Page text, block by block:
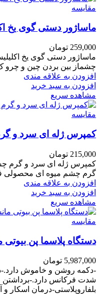
مقایسه
ماساژور دستی گوی یخ
259,000 تومان
ماساژور دستی گوی یخ
چشماز بین بردن چین و
افزودن به علاقه مندی
افزودن به سبد خرید
مشاهده سریع
مقایسه
کمپرس ژله ای سرد و
215,000 تومان
کمپرس ژله ای سرد و گرم
گرم چشم میوه ای محصولی
افزودن به علاقه مندی
افزودن به سبد خرید
مشاهده سریع
مقایسه
دستگاه پلاسما پن بیوتی
5,987,000 تومان
-دکمه روشن و خاموش دارد.-
شدت فرکانس دارد.-برداشتن
بلفاروپلاستی-درمان